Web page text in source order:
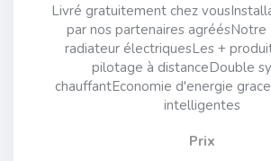
Livré gratuitement chez
par nos partenaires agréésNotre
radiateur électriquesLes +
pilotage à distanceDouble
chauffantEconomie d'energie
intelligentes
Prix